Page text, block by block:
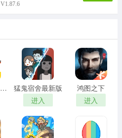
V1.87.6
我爱拼模型安卓版
猛鬼宿舍最新版
进入
鸿图之下
进入